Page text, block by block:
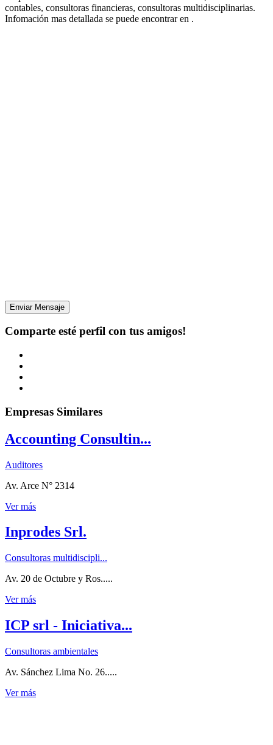
contables, consultoras financieras, consultoras multidisciplinarias.
Infomación mas detallada se puede encontrar en .
Enviar Mensaje
Comparte esté perfil con tus amigos!
Empresas Similares
Accounting Consultin...
Auditores
Av. Arce N° 2314
Ver más
Inprodes Srl.
Consultoras multidiscipli...
Av. 20 de Octubre y Ros.....
Ver más
ICP srl - Iniciativa...
Consultoras ambientales
Av. Sánchez Lima No. 26.....
Ver más